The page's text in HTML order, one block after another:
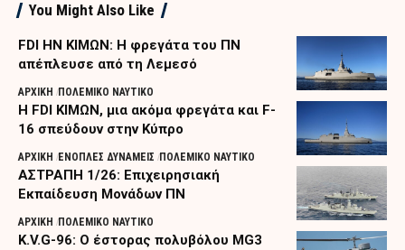
You Might Also Like
FDI HN ΚΙΜΩΝ: Η φρεγάτα του ΠΝ
απέπλευσε από τη Λεμεσό
ΑΡΧΙΚΗ ΠΟΛΕΜΙΚΟ ΝΑΥΤΙΚΟ
Η FDI ΚΙΜΩΝ, μια ακόμα φρεγάτα και F-
16 σπεύδουν στην Κύπρο
ΑΡΧΙΚΗ ΕΝΟΠΛΕΣ ΔΥΝΑΜΕΙΣ ΠΟΛΕΜΙΚΟ ΝΑΥΤΙΚΟ
ΑΣΤΡΑΠΗ 1/26: Επιχειρησιακή
Εκπαίδευση Μονάδων ΠΝ
ΑΡΧΙΚΗ ΠΟΛΕΜΙΚΟ ΝΑΥΤΙΚΟ
K.V.G-96: Ο έστορας πολυβόλου MG3